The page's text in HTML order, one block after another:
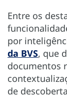
Entre os
por
da BVS, que
documentos
de